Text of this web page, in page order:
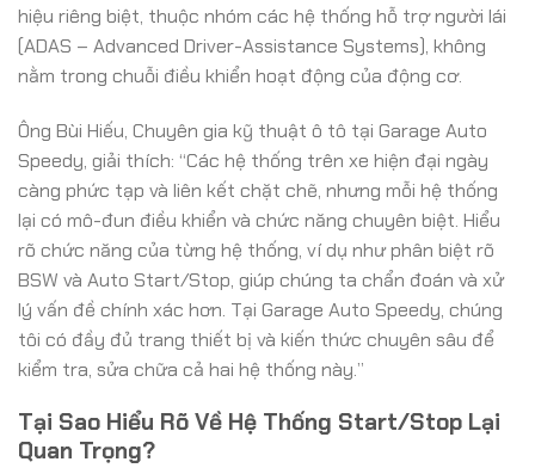
hiệu riêng biệt, thuộc nhóm các hệ thống hỗ trợ người lái
(ADAS – Advanced Driver-Assistance Systems), không
nằm trong chuỗi điều khiển hoạt động của động cơ.
Ông Bùi Hiếu, Chuyên gia kỹ thuật ô tô tại Garage Auto
Speedy, giải thích: “Các hệ thống trên xe hiện đại ngày
càng phức tạp và liên kết chặt chẽ, nhưng mỗi hệ thống
lại có mô-đun điều khiển và chức năng chuyên biệt. Hiểu
rõ chức năng của từng hệ thống, ví dụ như phân biệt rõ
BSW và Auto Start/Stop, giúp chúng ta chẩn đoán và xử
lý vấn đề chính xác hơn. Tại Garage Auto Speedy, chúng
tôi có đầy đủ trang thiết bị và kiến thức chuyên sâu để
kiểm tra, sửa chữa cả hai hệ thống này.”
Tại Sao Hiểu Rõ Về Hệ Thống Start/Stop Lại
Quan Trọng?